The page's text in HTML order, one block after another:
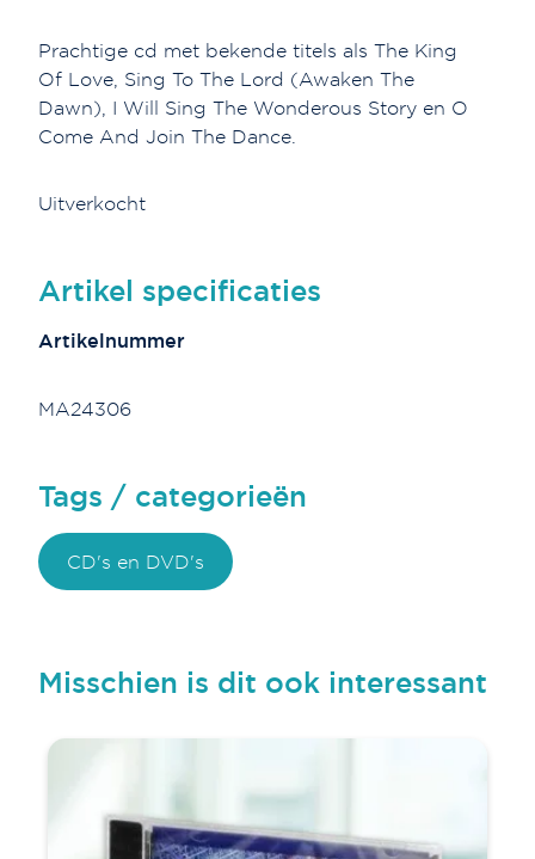
Prachtige cd met bekende titels als The King
Of Love, Sing To The Lord (Awaken The
Dawn), I Will Sing The Wonderous Story en O
Come And Join The Dance.
Uitverkocht
Artikel specificaties
Artikelnummer
MA24306
Tags / categorieën
CD's en DVD's
Misschien is dit ook interessant